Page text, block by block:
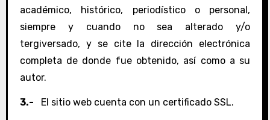
académico, histórico, periodístico o personal,
siempre y cuando no sea alterado y/o
tergiversado, y se cite la dirección electrónica
completa de donde fue obtenido, así como a su
autor.
3.- El sitio web cuenta con un certificado SSL.